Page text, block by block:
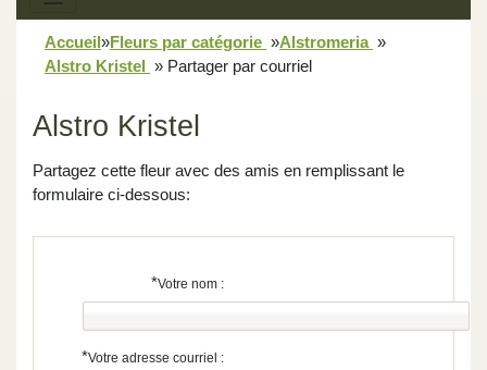
Accueil»Fleurs par catégorie »Alstromeria »
Alstro Kristel » Partager par courriel
Alstro Kristel
Partagez cette fleur avec des amis en remplissant le
formulaire ci-dessous:
*Votre nom :
*Votre adresse courriel :